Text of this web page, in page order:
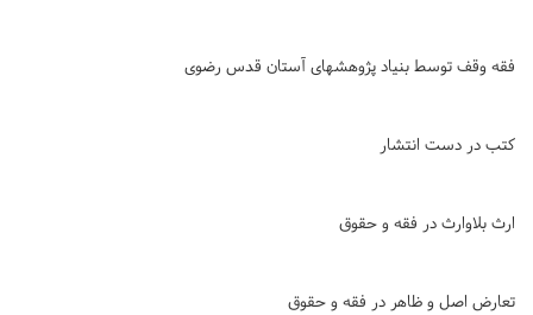
فقه وقف توسط بنیاد پژوهشهای آستان قدس رضوی
کتب در دست انتشار
ارث بلاوارث در فقه و حقوق
تعارض اصل و ظاهر در فقه و حقوق